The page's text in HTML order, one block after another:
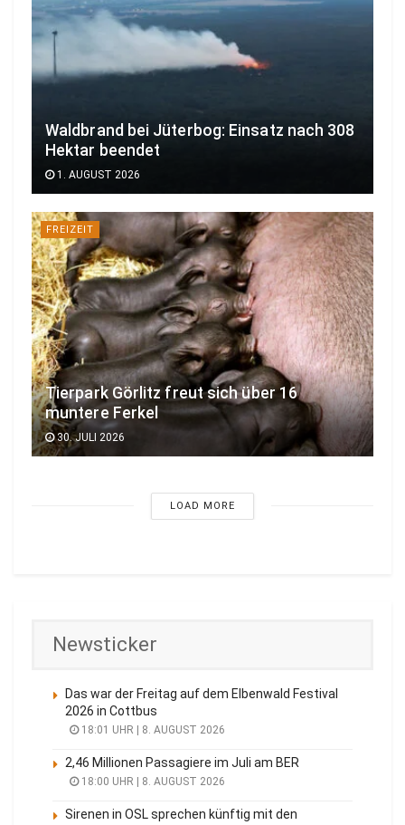
Waldbrand bei Jüterbog: Einsatz nach 308
Hektar beendet
1. AUGUST 2026
FREIZEIT
Tierpark Görlitz freut sich über 16
muntere Ferkel
30. JULI 2026
LOAD MORE
Newsticker
Das war der Freitag auf dem Elbenwald Festival
2026 in Cottbus
18:01 UHR | 8. AUGUST 2026
2,46 Millionen Passagiere im Juli am BER
18:00 UHR | 8. AUGUST 2026
Sirenen in OSL sprechen künftig mit den